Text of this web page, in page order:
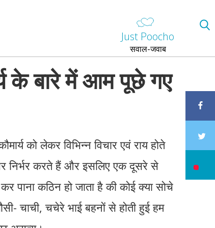
Just Poocho
सवाल-जवाब
के बारे में आम पूछे गए
को लेकर विभिन्न विचार एवं राय होते
निर्भर करते हैं और इसलिए एक दूसरे से
पाना कठिन हो जाता है की कोई क्या सोचे
चाची, चचेरे भाई बहनों से होती हुई हम